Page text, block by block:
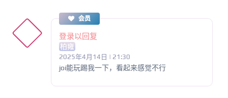
会员
登录以回复
柏雍
2025年4月14日 | 21:30
joi能玩踢我一下，看起来感觉不行